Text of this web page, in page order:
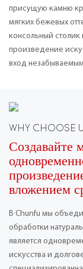
присущую камню
мягких бежевых
консольный
произведение
вход
WHY CHOOSE
Создавайте
вложением
В Chunfu мы
обработки
является
искусства и